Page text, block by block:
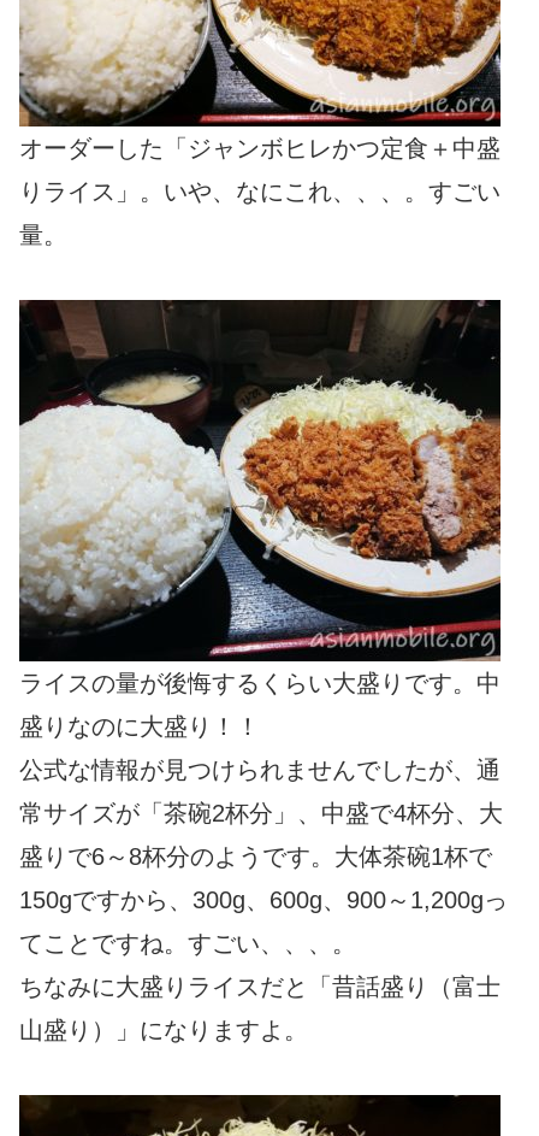
オーダーした「ジャンボヒレかつ定食＋中盛
りライス」。いや、なにこれ、、、。すごい
量。
ライスの量が後悔するくらい大盛りです。中
盛りなのに大盛り！！
公式な情報が見つけられませんでしたが、通
常サイズが「茶碗2杯分」、中盛で4杯分、大
盛りで6～8杯分のようです。大体茶碗1杯で
150gですから、300g、600g、900～1,200gっ
てことですね。すごい、、、。
ちなみに大盛りライスだと「昔話盛り（富士
山盛り）」になりますよ。